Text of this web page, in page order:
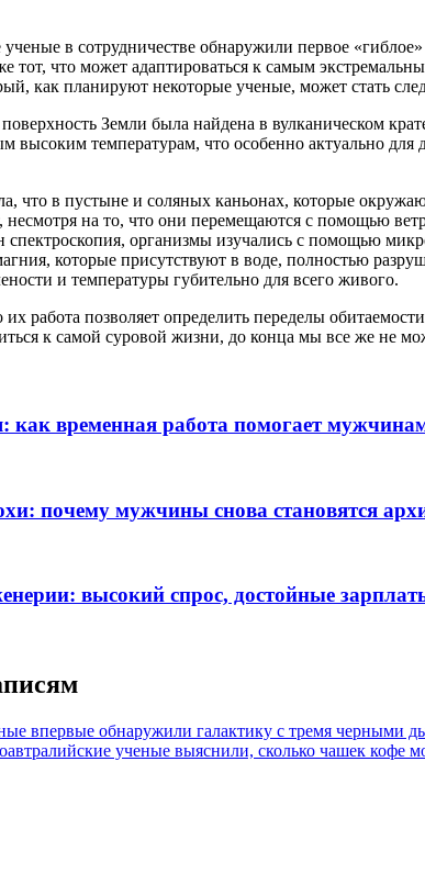
в сотрудничестве обнаружили первое
тот, что может адаптироваться к самым
как планируют некоторые ученые, может стать
Земли была найдена в вулканическом
высоким температурам, что особенно актуально
что в пустыне и соляных каньонах, которые
несмотря на то, что они перемещаются с помощью
спектроскопия, организмы изучались с помощью
которые присутствуют в воде, полностью
и температуры губительно для всего живого.
работа позволяет определить переделы
к самой суровой жизни, до конца мы все же не
как временная работа помогает
почему мужчины снова становятся
высокий спрос, достойные
впервые обнаружили галактику с тремя черными
ученые выяснили, сколько чашек кофе